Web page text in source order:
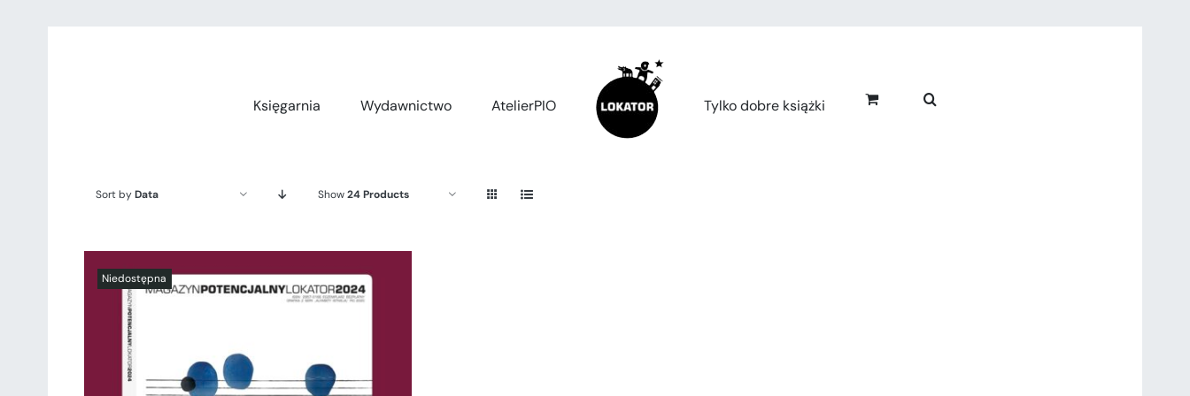
Księgarnia
Wydawnictwo AtelierPIO Tylko dobre książki
Sort byData Show24 Products